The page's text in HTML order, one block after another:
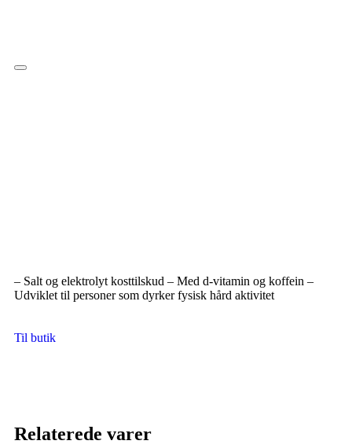
Hamburger Toggle Menu
– Salt og elektrolyt kosttilskud – Med d-vitamin og koffein –
Udviklet til personer som dyrker fysisk hård aktivitet
Til butik
Relaterede varer